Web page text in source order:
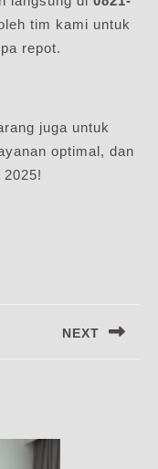
tim kami untuk
repot.
juga untuk
optimal, dan
NEXT